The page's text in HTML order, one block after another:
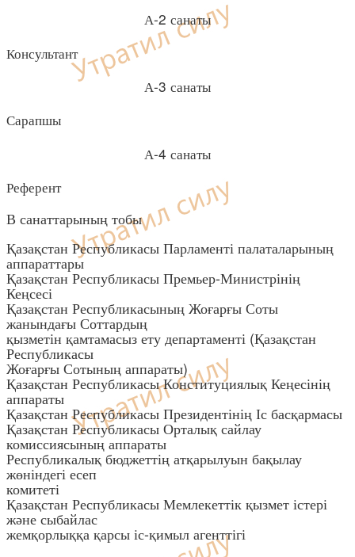
А-2 санаты
Консультант
А-3 санаты
Сарапшы
А-4 санаты
Референт
В санаттарының тобы
Қазақстан Республикасы Парламенті палаталарының
аппараттары
Қазақстан Республикасы Премьер-Министрінің
Кеңсесі
Қазақстан Республикасының Жоғарғы Соты
жанындағы Соттардың
қызметін қамтамасыз ету департаменті (Қазақстан
Республикасы
Жоғарғы Сотының аппараты)
Қазақстан Республикасы Конституциялық Кеңесінің
аппараты
Қазақстан Республикасы Президентінің Іс басқармасы
Қазақстан Республикасы Орталық сайлау
комиссиясының аппараты
Республикалық бюджеттің атқарылуын бақылау
жөніндегі есеп
комитеті
Қазақстан Республикасы Мемлекеттік қызмет істері
және сыбайлас
жемқорлыққа қарсы іс-қимыл агенттігі